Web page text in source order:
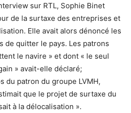
sur RTL, Sophie Binet
de la surtaxe des entreprises et
Elle avait alors dénoncé les
de quitter le pays. Les patrons
le navire » et dont « le seul
» avait-elle déclaré;
du patron du groupe LVMH,
que le projet de surtaxe du
à la délocalisation ».